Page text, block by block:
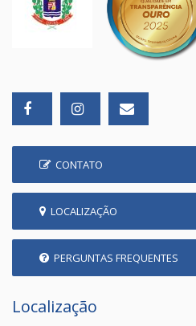
CONTATO
LOCALIZAÇÃO
PERGUNTAS FREQUENTES
Localização